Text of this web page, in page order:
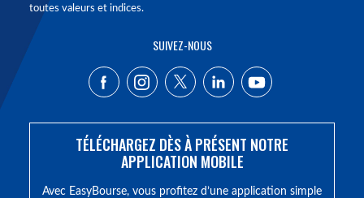
toutes valeurs et indices.
SUIVEZ-NOUS
TÉLÉCHARGEZ DÈS À PRÉSENT NOTRE
APPLICATION MOBILE
Avec EasyBourse, vous profitez d’une application simple